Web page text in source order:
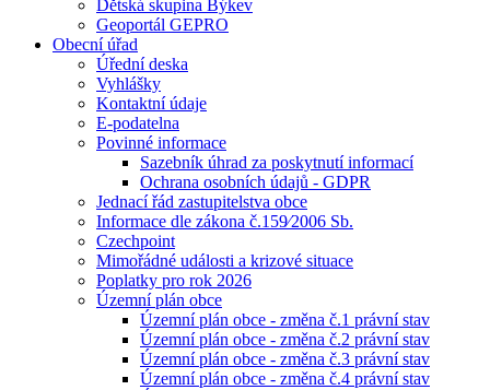
Dětská skupina Býkev
Geoportál GEPRO
Obecní úřad
Úřední deska
Vyhlášky
Kontaktní údaje
E-podatelna
Povinné informace
Sazebník úhrad za poskytnutí informací
Ochrana osobních údajů - GDPR
Jednací řád zastupitelstva obce
Informace dle zákona č.159⁄2006 Sb.
Czechpoint
Mimořádné události a krizové situace
Poplatky pro rok 2026
Územní plán obce
Územní plán obce - změna č.1 právní stav
Územní plán obce - změna č.2 právní stav
Územní plán obce - změna č.3 právní stav
Územní plán obce - změna č.4 právní stav